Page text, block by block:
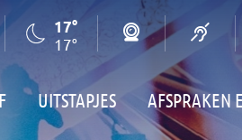
17°
17°
UITSTAPJES AFSPRAKEN